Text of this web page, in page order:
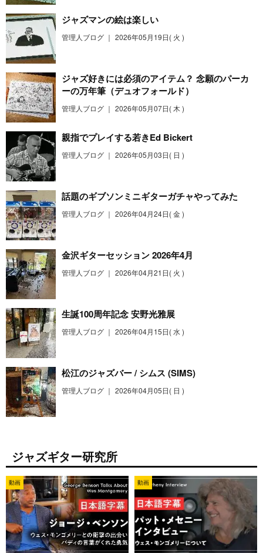
ジャズマンの絵は楽しい
管理人ブログ ｜ 2026年05月19日( 火 )
ジャズ好きには必須のアイテム？ 念願のパーカ
ーの万年筆（デュオフォールド）
管理人ブログ ｜ 2026年05月07日( 木 )
親指でプレイする若きEd Bickert
管理人ブログ ｜ 2026年05月03日( 日 )
話題のギブソンミニギターガチャやってみた
管理人ブログ ｜ 2026年04月24日( 金 )
金沢ギターセッション 2026年4月
管理人ブログ ｜ 2026年04月21日( 火 )
生誕100周年記念 安野光雅展
管理人ブログ ｜ 2026年04月15日( 水 )
松江のジャズバー / シムス (SIMS)
管理人ブログ ｜ 2026年04月05日( 日 )
ジャズギター研究所
動画 動画